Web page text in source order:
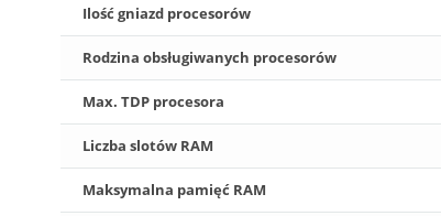
Ilość gniazd procesorów
Rodzina obsługiwanych procesorów
Max. TDP procesora
Liczba slotów RAM
Maksymalna pamięć RAM